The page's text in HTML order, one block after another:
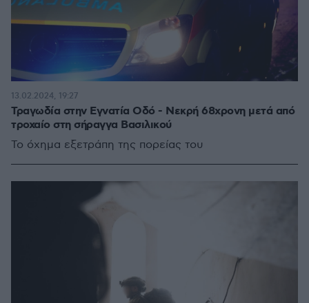
Τραγωδία στην Εγνατία Οδό - Νεκρή 68χρονη μετά από
τροχαίο στη σήραγγα Βασιλικού
Το όχημα εξετράπη της πορείας του
13.02.2024, 19:27